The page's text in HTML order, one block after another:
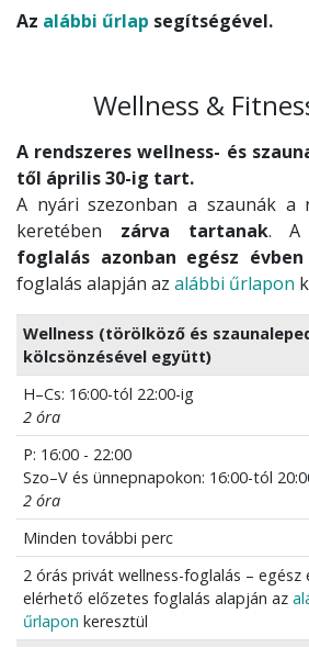
Az alábbi űrlap segítségével.
Wellness &
A rendszeres wellness- és
től április 30-ig tart.
A nyári szezonban a szaunák a
keretében zárva tartanak. A
foglalás azonban egész
foglalás alapján az alábbi űrlapon
Wellness (törölköző és
kölcsönzésével együtt)
H–Cs: 16:00-tól 22:00-ig
2 óra
P: 16:00 - 22:00
Szo–V és ünnepnapokon: 16:00-tól
2 óra
Minden további perc
2 órás privát wellness-foglalás – egész
elérhető előzetes foglalás alapján az
űrlapon keresztül